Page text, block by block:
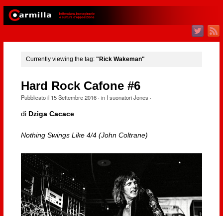
Currently viewing the tag: "Rick Wakeman"
Hard Rock Cafone #6
Pubblicato il 15 Settembre 2016· in I suonatori Jones ·
di Dziga Cacace
Nothing Swings Like 4/4 (John Coltrane)